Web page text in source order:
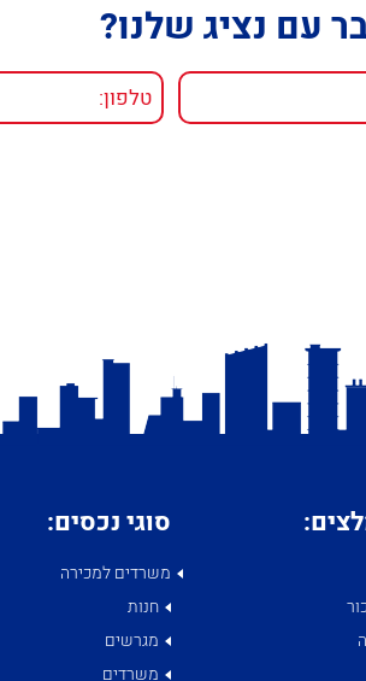
עם נציג שלנו?
סוגי נכסים:
משרדים למכירה
חנות
מגרשים
משרדים